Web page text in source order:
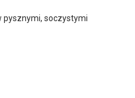
pysznymi, soczystymi